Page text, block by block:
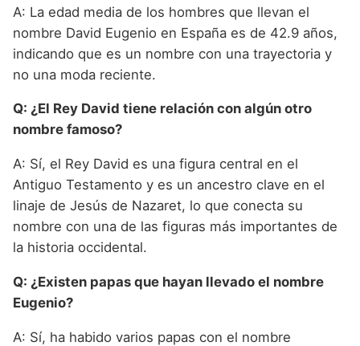
A: La edad media de los hombres que llevan el
nombre David Eugenio en España es de 42.9 años,
indicando que es un nombre con una trayectoria y
no una moda reciente.
Q: ¿El Rey David tiene relación con algún otro
nombre famoso?
A: Sí, el Rey David es una figura central en el
Antiguo Testamento y es un ancestro clave en el
linaje de Jesús de Nazaret, lo que conecta su
nombre con una de las figuras más importantes de
la historia occidental.
Q: ¿Existen papas que hayan llevado el nombre
Eugenio?
A: Sí, ha habido varios papas con el nombre